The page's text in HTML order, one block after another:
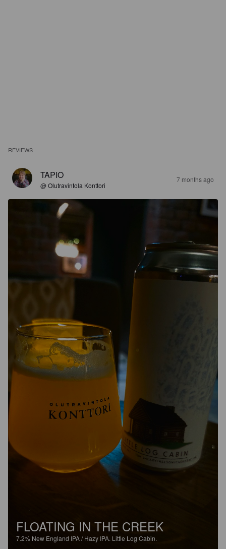
REVIEWS
TAPIO
@ Olutravintola Konttori
7 months ago
FLOATING IN THE CREEK
7.2% New England IPA / Hazy IPA. Little Log Cabin.